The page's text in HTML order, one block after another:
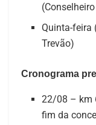
Quinta-feira
Trevão)
Cronograma
22/08 – km
fim da